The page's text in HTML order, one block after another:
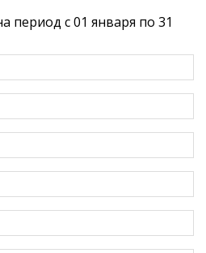
период с 01 января по 31